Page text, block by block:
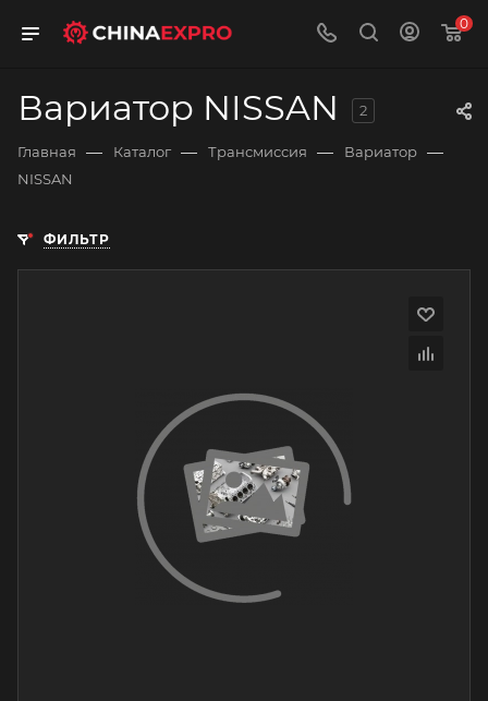
0
Вариатор NISSAN 2
Главная — Каталог — Трансмиссия — Вариатор —
NISSAN
ФИЛЬТР